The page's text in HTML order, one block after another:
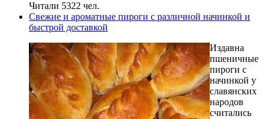
Читали 5322 чел.
Свежие и ароматные пироги с различной начинкой и
быстрой доставкой
Издавна
пшеничные
пироги с
начинкой у
славянских
народов
считались